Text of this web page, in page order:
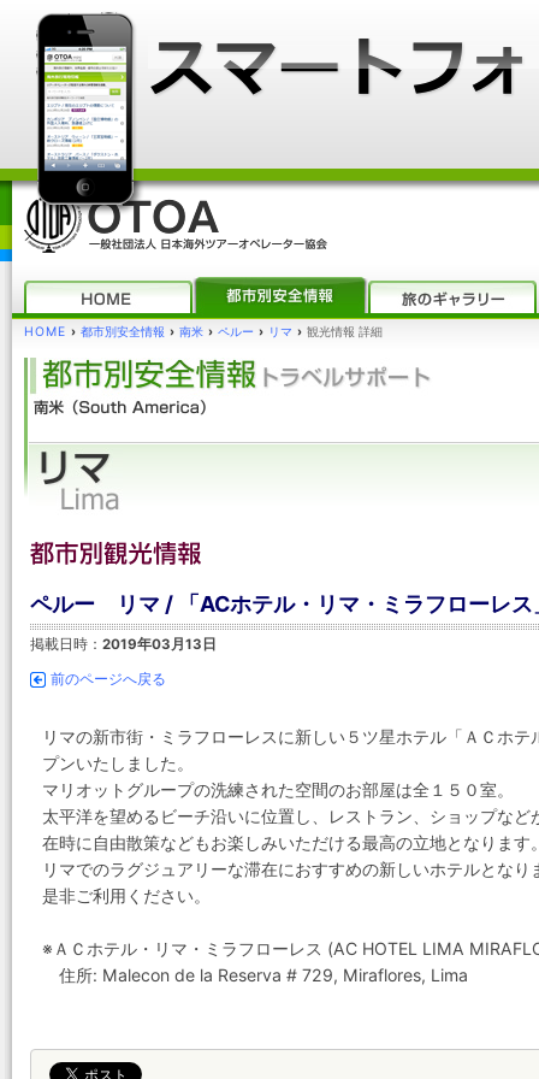
HOME › 都市別安全情報 › 南米 › ペルー › リマ › 観光情報 詳細
ペルー リマ / 「ACホテル・リマ・ミラフローレス
掲載日時： 2019年03月13日
前のページへ戻る
リマの新市街・ミラフローレスに新しい５ツ星ホテル「ＡＣホ
プンいたしました。
マリオットグループの洗練された空間のお部屋は全１５０室。
太平洋を望めるビーチ沿いに位置し、レストラン、ショップな
在時に自由散策などもお楽しみいただける最高の立地となります
リマでのラグジュアリーな滞在におすすめの新しいホテルとなり
是非ご利用ください。
※ＡＣホテル・リマ・ミラフローレス (AC HOTEL LIMA
住所: Malecon de la Reserva # 729, Miraflores, Lima